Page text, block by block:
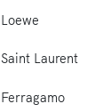
Loewe
Saint Laurent
Ferragamo